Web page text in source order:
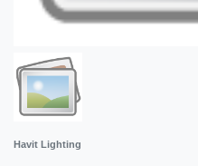
Havit Lighting